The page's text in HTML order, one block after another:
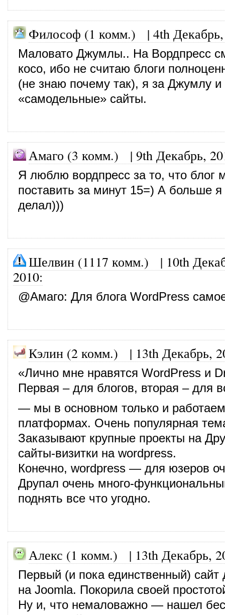
Философ (1 комм.) | 4th
Маловато Джумлы.. На Вордпресс
косо, ибо не считаю блоги
(не знаю почему так), я за Джумлу и
«самодельные» сайты.
Амаго (3 комм.) | 9th Декабрь,
Я люблю вордпресс за то, что блог
поставить за минут 15=) А больше я
делал)))
Шелвин (1117 комм.) | 10th
2010:
@Амаго: Для блога WordPress
Кэлин (2 комм.) | 13th Декабрь,
«Лично мне нравятся WordPress и
Первая – для блогов, вторая – для
— мы в основном только и
платформах. Очень популярная
Заказывают крупные проекты на
сайты-визитки на wordpress.
Конечно, wordpress — для юзеров
Друпал очень много-
поднять все что угодно.
Алекс (1 комм.) | 13th Декабрь,
Первый (и пока единственный) сайт
на Joomla. Покорила своей
Ну и, что немаловажно — нашел